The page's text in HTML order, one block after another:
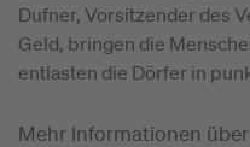
Dufner, Vorsitzender des
Geld, bringen die
entlasten die Dörfer in
Mehr Informationen